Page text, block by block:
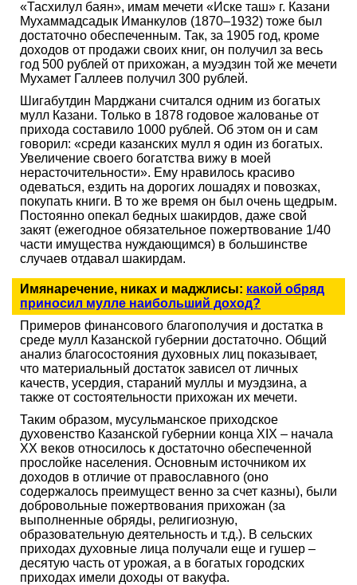
«Тасхилул баян», имам мечети «Иске таш» г. Казани
Мухаммадсадык Иманкулов (1870–1932) тоже был
достаточно обеспеченным. Так, за 1905 год, кроме
доходов от продажи своих книг, он получил за весь
год 500 рублей от прихожан, а муэдзин той же мечети
Мухамет Галлеев получил 300 рублей.
Шигабутдин Марджани считался одним из богатых
мулл Казани. Только в 1878 годовое жалованье от
прихода составило 1000 рублей. Об этом он и сам
говорил: «среди казанских мулл я один из богатых.
Увеличение своего богатства вижу в моей
нерасточительности». Ему нравилось красиво
одеваться, ездить на дорогих лошадях и повозках,
покупать книги. В то же время он был очень щедрым.
Постоянно опекал бедных шакирдов, даже свой
закят (ежегодное обязательное пожертвование 1/40
части имущества нуждающимся) в большинстве
случаев отдавал шакирдам.
Имянаречение, никах и маджлисы: какой обряд
приносил мулле наибольший доход?
Примеров финансового благополучия и достатка в
среде мулл Казанской губернии достаточно. Общий
анализ благосостояния духовных лиц показывает,
что материальный достаток зависел от личных
качеств, усердия, стараний муллы и муэдзина, а
также от состоятельности прихожан их мечети.
Таким образом, мусульманское приходское
духовенство Казанской губернии конца XIX – начала
XX веков относилось к достаточно обеспеченной
прослойке населения. Основным источником их
доходов в отличие от православного (оно
содержалось преимущест венно за счет казны), были
добровольные пожертвования прихожан (за
выполненные обряды, религиозную,
образовательную деятельность и т.д.). В сельских
приходах духовные лица получали еще и гушер –
десятую часть от урожая, а в богатых городских
приходах имели доходы от вакуфа.